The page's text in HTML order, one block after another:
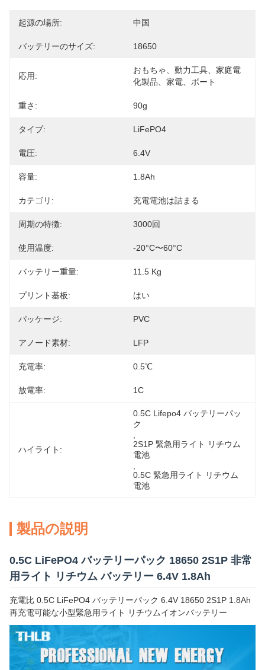
起源の場所: 中国
バッテリーのサイズ: 18650
応用:
おもちゃ、動力工具、家庭電
化製品、家電、ボート
重さ: 90g
タイプ: LiFePO4
電圧: 6.4V
容量: 1.8Ah
カテゴリ: 充電電池は詰まる
周期の特徴: 3000回
使用温度: -20°C〜60°C
バッテリー重量: 11.5 Kg
プリント基板: はい
パッケージ: PVC
アノード素材: LFP
充電率: 0.5℃
放電率: 1C
ハイライト:
0.5C Lifepo4 バッテリーパッ
ク
2S1P 緊急用ライト リチウム
電池
0.5C 緊急用ライト リチウム
電池
製品の説明
0.5C LiFePO4 バッテリーパック 18650 2S1P 非常
用ライト リチウム バッテリー 6.4V 1.8Ah
充電比 0.5C LiFePO4 バッテリーパック 6.4V 18650 2S1P 1.8Ah
再充電可能な小型緊急用ライト リチウムイオンバッテリー